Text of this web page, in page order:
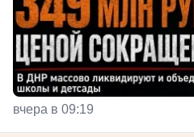
вчера в 09:19